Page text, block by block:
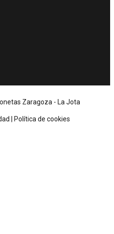
Zaragoza - La Jota
Política de cookies